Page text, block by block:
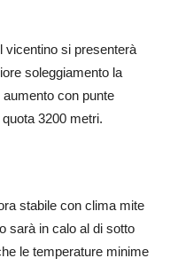
vicentino si presenterà
soleggiamento la
con punte
3200 metri.
stabile con clima mite
sarà in calo al di sotto
le temperature minime